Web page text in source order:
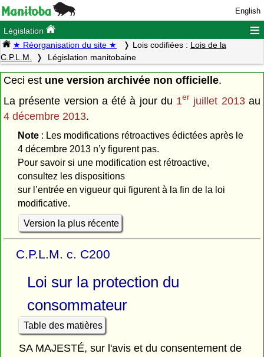
English
Législation ≡
★ Réorganisation du site ★ Lois codifiées : Lois de la
C.P.L.M.
Législation manitobaine
Ceci est une version archivée non officielle.
La présente version a été à jour du 1er juillet 2013au
4 décembre 2013.
Note: Les modifications rétroactives édictées après le
4 décembre 2013 n’y figurent pas.
Pour savoir si une modification est rétroactive,
consultez les dispositions
sur l’entrée en vigueur qui figurent à la fin de la loi
modificative.
Version la plus récente
C.P.L.M. c. C200
Loi sur la protection du
consommateur
Table des matières
SA MAJESTÉ, sur l'avis et du consentement de